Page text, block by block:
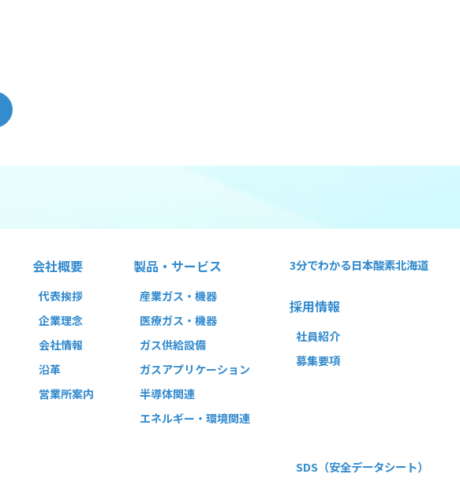
会社概要
代表挨拶
企業理念
会社情報
沿革
営業所案内
製品・サービス
産業ガス・機器
医療ガス・機器
ガス供給設備
ガスアプリケーション
半導体関連
エネルギー・環境関連
3分でわかる日本酸素北海道
採用情報
社員紹介
募集要項
SDS （安全データシート）